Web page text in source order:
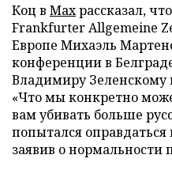
Коц в Махрассказал,
Frankfurter Allgemeine
Европе Михаэль
конференции в
Владимиру Зеленскому
«Что мы конкретно
вам убивать больше
попытался оправдаться
заявив о